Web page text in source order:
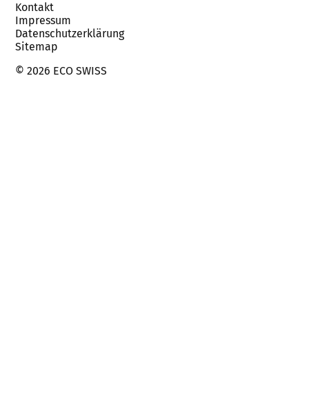
Kontakt
Impressum
Datenschutzerklärung
Sitemap
© 2026 ECO SWISS